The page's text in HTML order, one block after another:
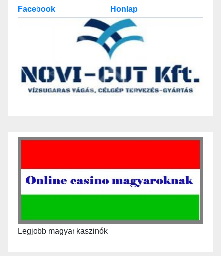
Facebook Honlap
Legjobb magyar kaszinók